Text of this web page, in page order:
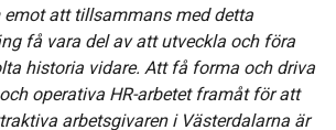
att tillsammans med detta
få vara del av att utveckla och föra
historia vidare. Att få forma och driva
operativa HR-arbetet framåt för att
arbetsgivaren i Västerdalarna är